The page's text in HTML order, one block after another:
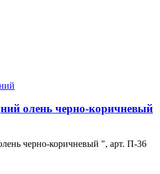
олень черно-коричневый
черно-коричневый ", арт. П-36